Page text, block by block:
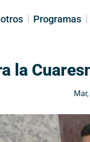
Programas
la